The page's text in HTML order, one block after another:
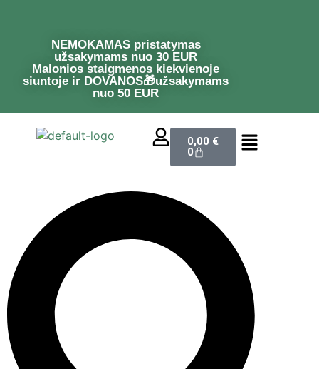
NEMOKAMAS pristatymas
užsakymams nuo 30 EUR
Malonios staigmenos kiekvienoje
siuntoje ir DOVANOS🎁užsakymams
nuo 50 EUR
0,00 €
0